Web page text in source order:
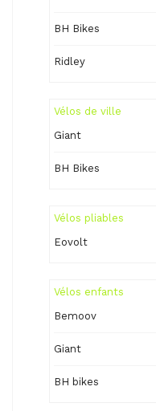
BH Bikes
Ridley
Vélos de ville
Giant
BH Bikes
Vélos pliables
Eovolt
Vélos enfants
Bemoov
Giant
BH bikes